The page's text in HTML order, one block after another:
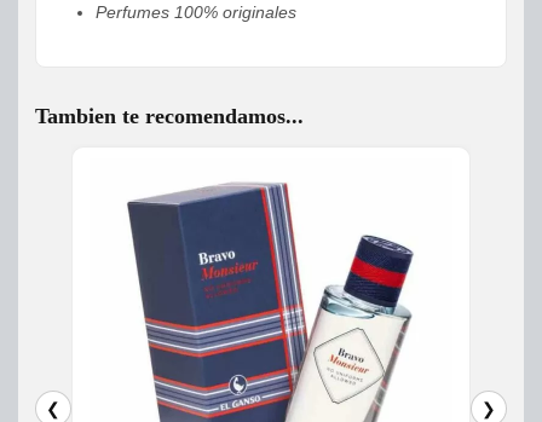
Perfumes 100% originales
Tambien te recomendamos...
❮ ❯